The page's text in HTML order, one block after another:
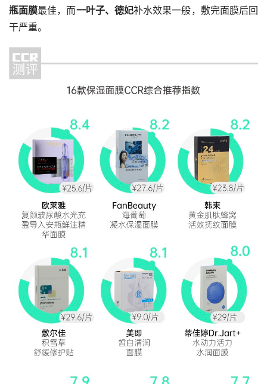
瓶面膜最佳，而一叶子、德妃补水效果一般，敷完面膜后回
干严重。